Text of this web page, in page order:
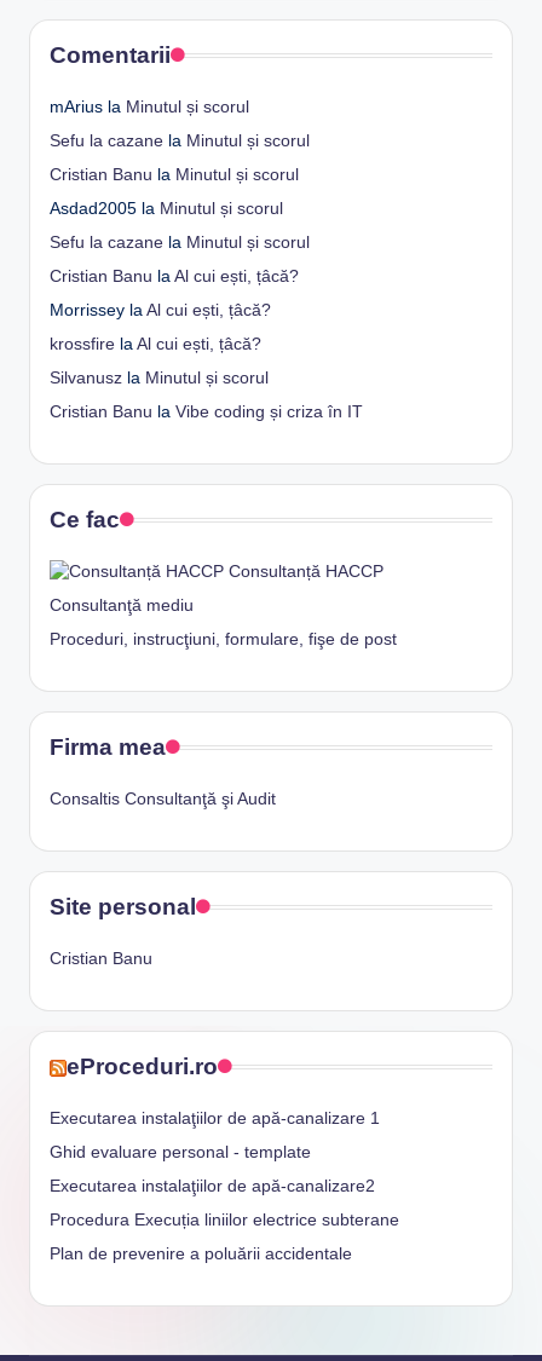
Comentarii
mArius la Minutul și scorul
Sefu la cazane la Minutul și scorul
Cristian Banu la Minutul și scorul
Asdad2005 la Minutul și scorul
Sefu la cazane la Minutul și scorul
Cristian Banu la Al cui ești, țâcă?
Morrissey la Al cui ești, țâcă?
krossfire la Al cui ești, țâcă?
Silvanusz la Minutul și scorul
Cristian Banu la Vibe coding și criza în IT
Ce fac
Consultanță HACCP
Consultanţă mediu
Proceduri, instrucţiuni, formulare, fişe de post
Firma mea
Consaltis Consultanţă şi Audit
Site personal
Cristian Banu
eProceduri.ro
Executarea instalaţiilor de apă-canalizare 1
Ghid evaluare personal - template
Executarea instalaţiilor de apă-canalizare2
Procedura Execuția liniilor electrice subterane
Plan de prevenire a poluării accidentale